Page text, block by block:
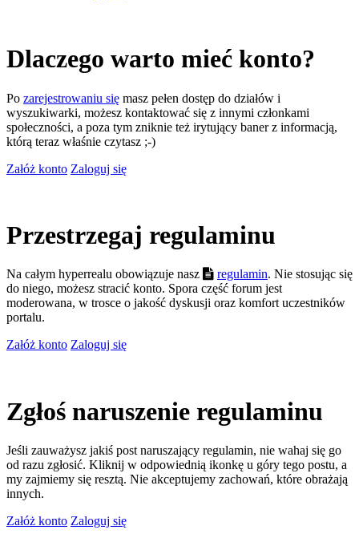
Dlaczego warto mieć konto?
Po zarejestrowaniu się masz pełen dostęp do działów i
wyszukiwarki, możesz kontaktować się z innymi członkami
społeczności, a poza tym zniknie też irytujący baner z informacją,
którą teraz właśnie czytasz ;-)
Załóż konto Zaloguj się
Przestrzegaj regulaminu
Na całym hyperrealu obowiązuje nasz regulamin. Nie stosując się
do niego, możesz stracić konto. Spora część forum jest
moderowana, w trosce o jakość dyskusji oraz komfort uczestników
portalu.
Załóż konto Zaloguj się
Zgłoś naruszenie regulaminu
Jeśli zauważysz jakiś post naruszający regulamin, nie wahaj się go
od razu zgłosić. Kliknij w odpowiednią ikonkę u góry tego postu, a
my zajmiemy się resztą. Nie akceptujemy zachowań, które obrażają
innych.
Załóż konto Zaloguj się